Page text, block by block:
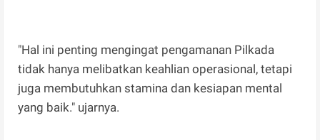
"Hal ini penting mengingat pengamanan Pilkada
tidak hanya melibatkan keahlian operasional, tetapi
juga membutuhkan stamina dan kesiapan mental
yang baik." ujarnya.